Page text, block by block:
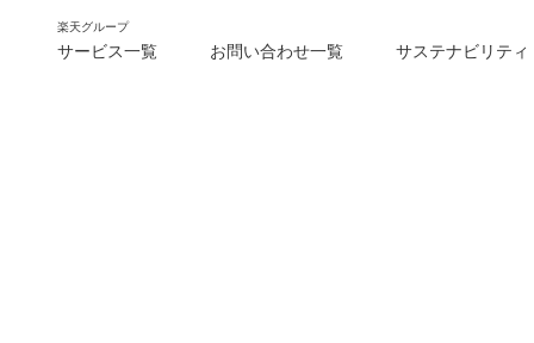
楽天グループ
サービス一覧 お問い合わせ一覧 サステナビリティ